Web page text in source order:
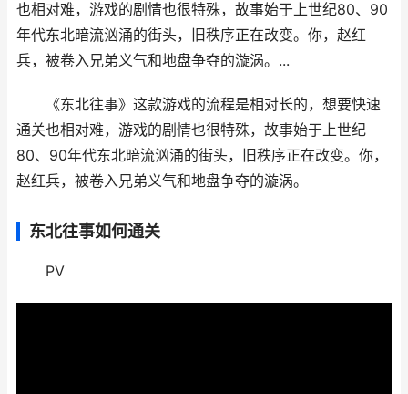
也相对难，游戏的剧情也很特殊，故事始于上世纪80、90
年代东北暗流汹涌的街头，旧秩序正在改变。你，赵红
兵，被卷入兄弟义气和地盘争夺的漩涡。...
《东北往事》这款游戏的流程是相对长的，想要快速
通关也相对难，游戏的剧情也很特殊，故事始于上世纪
80、90年代东北暗流汹涌的街头，旧秩序正在改变。你，
赵红兵，被卷入兄弟义气和地盘争夺的漩涡。
东北往事如何通关
PV